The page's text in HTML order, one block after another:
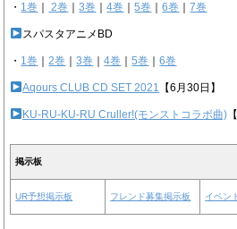
・ 1巻 2巻 ｜3巻 ｜4巻 ｜5巻 ｜6巻 ｜7巻
スパスタアニメBD
・ 1巻 ｜2巻 ｜3巻 ｜4巻 ｜5巻 ｜6巻
Aqours CLUB CD SET 2021 【6月30日】
KU-RU-KU-RU Cruller!(モンストコラボ曲)
掲示板
UR予想掲示板 フレンド募集掲示板 イベン